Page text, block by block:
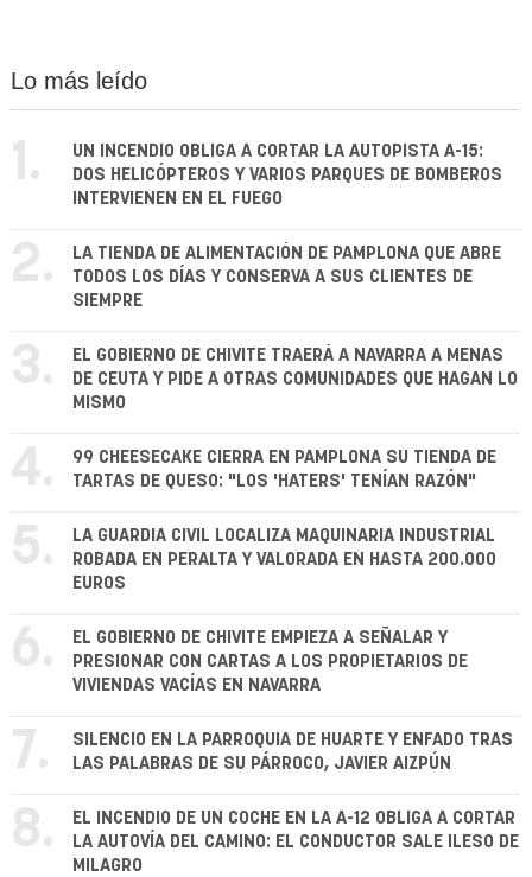
Lo más leído
1.
UN INCENDIO OBLIGA A CORTAR LA AUTOPISTA A-15:
DOS HELICÓPTEROS Y VARIOS PARQUES DE BOMBEROS
INTERVIENEN EN EL FUEGO
2.
LA TIENDA DE ALIMENTACIÓN DE PAMPLONA QUE ABRE
TODOS LOS DÍAS Y CONSERVA A SUS CLIENTES DE
SIEMPRE
3.
EL GOBIERNO DE CHIVITE TRAERÁ A NAVARRA A MENAS
DE CEUTA Y PIDE A OTRAS COMUNIDADES QUE HAGAN LO
MISMO
4.
99 CHEESECAKE CIERRA EN PAMPLONA SU TIENDA DE
TARTAS DE QUESO: "LOS 'HATERS' TENÍAN RAZÓN"
5.
LA GUARDIA CIVIL LOCALIZA MAQUINARIA INDUSTRIAL
ROBADA EN PERALTA Y VALORADA EN HASTA 200.000
EUROS
6.
EL GOBIERNO DE CHIVITE EMPIEZA A SEÑALAR Y
PRESIONAR CON CARTAS A LOS PROPIETARIOS DE
VIVIENDAS VACÍAS EN NAVARRA
7.
SILENCIO EN LA PARROQUIA DE HUARTE Y ENFADO TRAS
LAS PALABRAS DE SU PÁRROCO, JAVIER AIZPÚN
8.
EL INCENDIO DE UN COCHE EN LA A-12 OBLIGA A CORTAR
LA AUTOVÍA DEL CAMINO: EL CONDUCTOR SALE ILESO DE
MILAGRO